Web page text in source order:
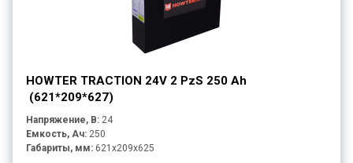
HOWTER TRACTION 24V 2 PzS 250 Ah
(621*209*627)
Напряжение, В: 24
Емкость, Ач: 250
Габариты, мм: 621x209x625